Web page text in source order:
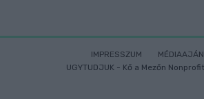
IMPRESSZUM
UGYTUDJUK - Kő a Mezőn